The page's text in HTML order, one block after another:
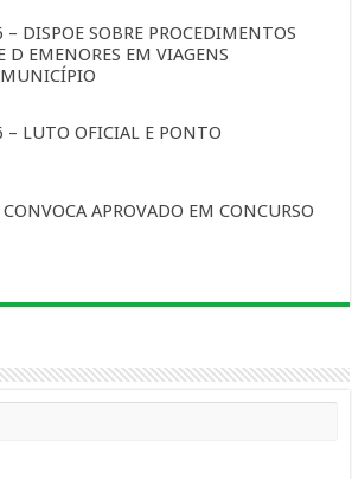
DISPOE SOBRE PROCEDIMENTOS
D EMENORES EM VIAGENS
MUNICÍPIO
– LUTO OFICIAL E PONTO
APROVADO EM CONCURSO